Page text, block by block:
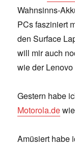
Wahnsinns-
PCs fasziniert
den Surface
will mir auch
wie der
Gestern habe
Motorola.de
Amüsiert habe